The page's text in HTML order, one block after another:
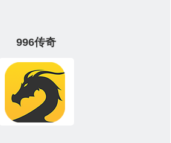
996传奇